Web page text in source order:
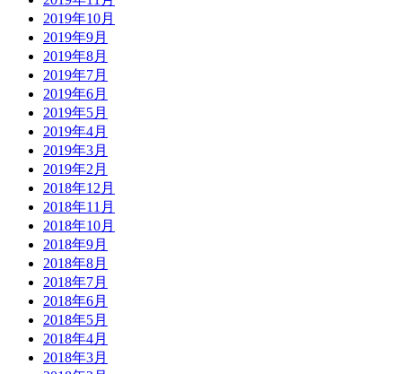
2019年10月
2019年9月
2019年8月
2019年7月
2019年6月
2019年5月
2019年4月
2019年3月
2019年2月
2018年12月
2018年11月
2018年10月
2018年9月
2018年8月
2018年7月
2018年6月
2018年5月
2018年4月
2018年3月